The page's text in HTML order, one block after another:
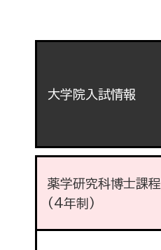
大学院入試情報
薬学研究科博士課程
(4年制)